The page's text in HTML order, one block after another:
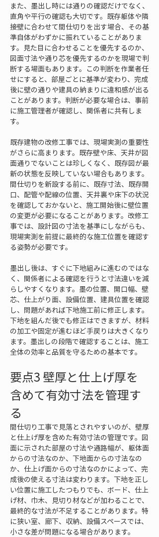
また、墨出し時には通りの確認だけでなく、
直角や平行の確認も大切です。既存躯体や隣
接壁に合わせて間仕切りを出す場合、その基
準自体がわずかに振れていることがありま
す。見た目に合わせることを優先するのか、
図面寸法や通り芯を優先するのかを現場で判
断する場面もあります。この判断を作業者任
せにすると、部屋ごとに基準が変わり、完成
後に壁の通りや建具の納まりに違和感が出る
ことがあります。判断が必要な場合は、事前
に施工管理者が確認し、関係者に共有しま
す。
既存建物の改修工事では、現場実測の重要性
がさらに高まります。既存壁や床、天井が図
面通りでないことは珍しくなく、既存図が最
新の状態を反映していない場合もあります。
間仕切りを新設する前に、既存寸法、既存開
口、配管や配線の位置、天井裏や床下の状況
を確認しておかないと、施工開始後に壁位置
の変更が必要になることがあります。改修工
事では、設計図の寸法を基準にしながらも、
現場実測を前提に最終的な施工位置を確認す
る姿勢が必要です。
墨出し後は、すぐに下地組みに進むのではな
く、関係者による確認を行うと寸法違いを減
らしやすくなります。墨の位置、開口幅、壁
芯、仕上がり面、設備位置、建具位置を確認
し、問題があれば下地施工前に修正します。
下地を組んだ後でも修正はできますが、材料
の加工や固定が進むほど手戻りは大きくなり
ます。墨出しの段階で確認することは、施工
全体の効率と品質を守るための基本です。
要点3 壁厚と仕上げ厚を
含めて有効寸法を管理す
る
間仕切り工事で見落とされやすいのが、壁厚
と仕上げ厚を含めた有効寸法の管理です。図
面に示された部屋の寸法や通路幅が、躯体面
からの寸法なのか、下地面からの寸法なの
か、仕上げ面からの寸法なのかによって、完
成後の使える寸法は変わります。下地を正し
い位置に施工したつもりでも、ボード、仕上
げ材、巾木、見切り材などが加わることで、
最終的な寸法が不足することがあります。特
に狭い室、廊下、収納、設備スペースでは、
小さな差が問題になる場合があります。